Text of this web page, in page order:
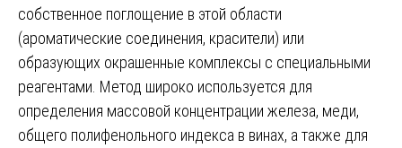
собственное поглощение в этой области
(ароматические соединения, красители) или
образующих окрашенные комплексы с специальными
реагентами. Метод широко используется для
определения массовой концентрации железа, меди,
общего полифенольного индекса в винах, а также для